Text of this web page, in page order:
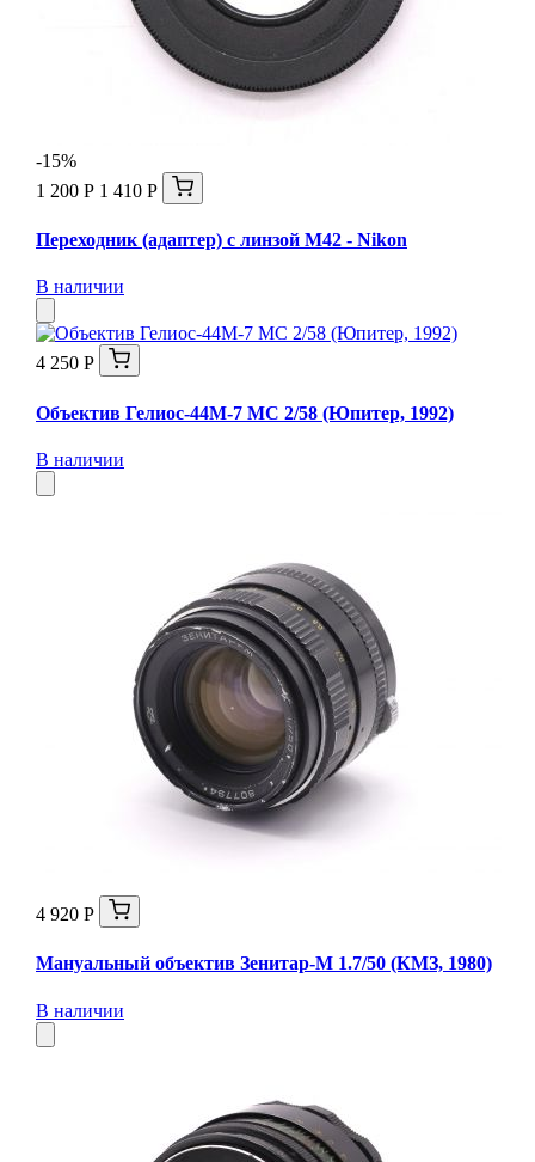
-15%
1 200 Р 1 410 Р
Переходник (адаптер) с линзой М42 - Nikon
В наличии
4 250 Р
Объектив Гелиос-44М-7 МС 2/58 (Юпитер, 1992)
В наличии
4 920 Р
Мануальный объектив Зенитар-М 1.7/50 (КМЗ, 1980)
В наличии